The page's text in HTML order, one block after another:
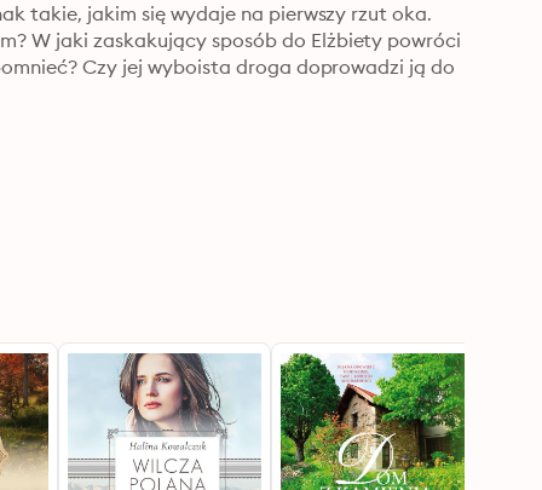
takie, jakim się wydaje na pierwszy rzut oka.
W jaki zaskakujący sposób do Elżbiety powróci
Czy jej wyboista droga doprowadzi ją do